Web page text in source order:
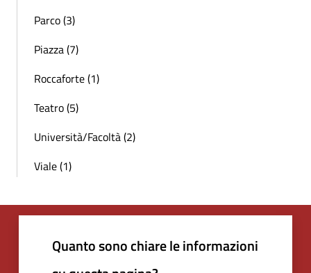
Parco (3)
Piazza (7)
Roccaforte (1)
Teatro (5)
Università/Facoltà (2)
Viale (1)
Quanto sono chiare le informazioni